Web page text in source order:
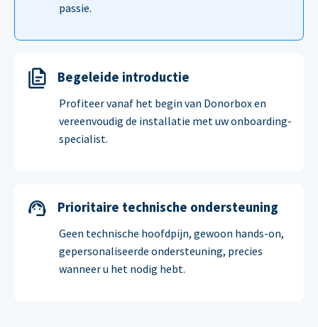
passie.
Begeleide introductie
Profiteer vanaf het begin van Donorbox en
vereenvoudig de installatie met uw onboarding-
specialist.
Prioritaire technische ondersteuning
Geen technische hoofdpijn, gewoon hands-on,
gepersonaliseerde ondersteuning, precies
wanneer u het nodig hebt.